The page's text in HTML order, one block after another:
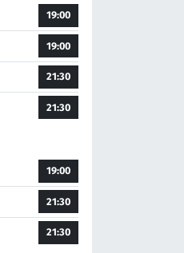
19:00
19:00
21:30
21:30
19:00
21:30
21:30